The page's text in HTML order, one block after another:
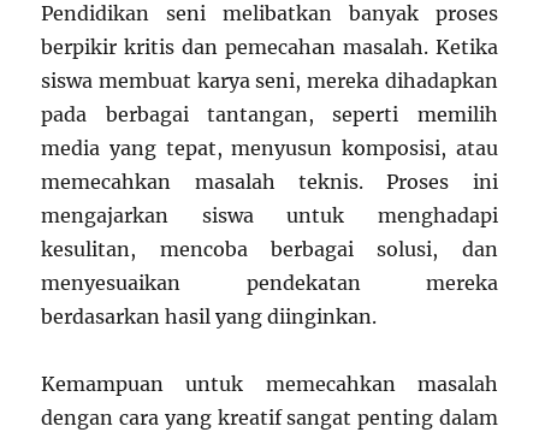
Pendidikan seni melibatkan banyak proses
berpikir kritis dan pemecahan masalah. Ketika
siswa membuat karya seni, mereka dihadapkan
pada berbagai tantangan, seperti memilih
media yang tepat, menyusun komposisi, atau
memecahkan masalah teknis. Proses ini
mengajarkan siswa untuk menghadapi
kesulitan, mencoba berbagai solusi, dan
menyesuaikan pendekatan mereka
berdasarkan hasil yang diinginkan.
Kemampuan untuk memecahkan masalah
dengan cara yang kreatif sangat penting dalam